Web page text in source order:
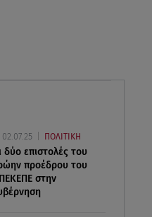
κοιμήθηκε on
02.07.25 ΠΟΛΙΤΙΚΗ
δύο επιστολές του
προέδρου του
στην